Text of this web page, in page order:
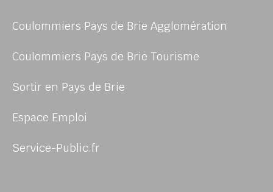
Coulommiers Pays de Brie Agglomération
Coulommiers Pays de Brie Tourisme
Sortir en Pays de Brie
Espace Emploi
Service-Public.fr